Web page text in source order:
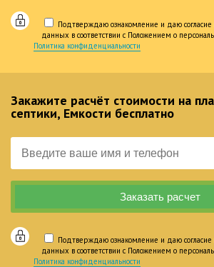
Подтверждаю ознакомление и даю согласие
данных в соответствии с Положением о
Политика конфиденциальности
Закажите расчёт стоимости на
септики, Емкости бесплатно
Подтверждаю ознакомление и даю согласие
данных в соответствии с Положением о
Политика конфиденциальности